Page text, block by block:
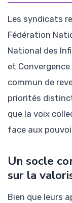
Les syndicats
Fédération
National des
et
commun de
priorités
que la voix
face aux
Un socle
sur la
Bien que leurs